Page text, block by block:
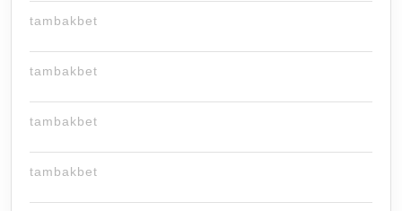
tambakbet
tambakbet
tambakbet
tambakbet